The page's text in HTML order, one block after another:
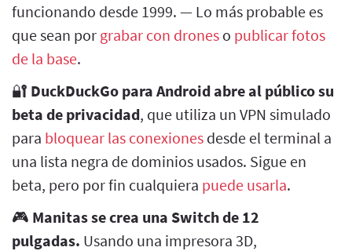
funcionando desde 1999. — Lo más probable es
que sean por grabar con drones o publicar fotos
de la base.
🔐 DuckDuckGo para Android abre al público su
beta de privacidad, que utiliza un VPN simulado
para bloquear las conexiones desde el terminal a
una lista negra de dominios usados. Sigue en
beta, pero por fin cualquiera puede usarla.
🎮 Manitas se crea una Switch de 12
pulgadas. Usando una impresora 3D,